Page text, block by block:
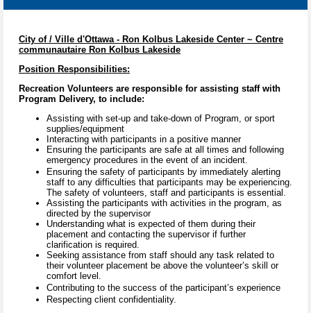
City of / Ville d'Ottawa - Ron Kolbus Lakeside Center ~ Centre
communautaire Ron Kolbus Lakeside
Position Responsibilities:
Recreation Volunteers are responsible for assisting staff with
Program Delivery, to include:
Assisting with set-up and take-down of Program, or sport
supplies/equipment
Interacting with participants in a positive manner
Ensuring the participants are safe at all times and following
emergency procedures in the event of an incident.
Ensuring the safety of participants by immediately alerting
staff to any difficulties that participants may be experiencing.
The safety of volunteers, staff and participants is essential.
Assisting the participants with activities in the program, as
directed by the supervisor
Understanding what is expected of them during their
placement and contacting the supervisor if further
clarification is required.
Seeking assistance from staff should any task related to
their volunteer placement be above the volunteer’s skill or
comfort level.
Contributing to the success of the participant’s experience
Respecting client confidentiality.